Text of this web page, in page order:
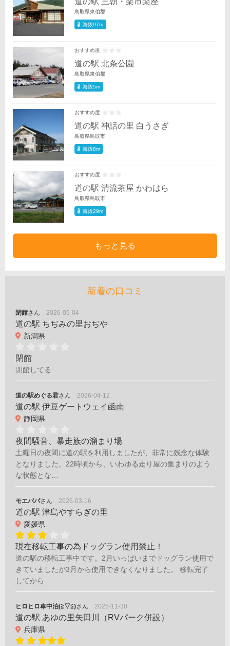
鳥取県東伯郡
海抜97m
おすすめ度
道の駅 北条公園
鳥取県東伯郡
海抜5m
おすすめ度
道の駅 神話の里 白うさぎ
鳥取県鳥取市
海抜8m
おすすめ度
道の駅 清流茶屋 かわはら
鳥取県鳥取市
海抜29m
もっと見る
新着の口コミ
閉館さん 2026-05-04
道の駅 ちぢみの里おぢや
新潟県
閉館
閉館してる
道の駅めぐる君さん 2026-04-12
道の駅 伊豆ゲートウェイ函南
静岡県
夜間騒音、暴走族の溜まり場
土曜日の夜間に道の駅を利用しましたが、非常に残念な体験
となりました。22時頃から、いわゆる走り屋の集まりのよう
な状態とな…
モエパパさん 2026-03-16
道の駅 津島やすらぎの里
愛媛県
現在移転工事の為ドッグラン使用禁止！
道の駅の移転工事中です。2月いっぱいまでドッグラン使用で
きていましたが3月から使用できなくなりました。 移転完了
してから…
ヒロヒロ車中泊(≧▽≦)さん 2025-11-30
道の駅 あゆの里矢田川（RVパーク併設）
兵庫県